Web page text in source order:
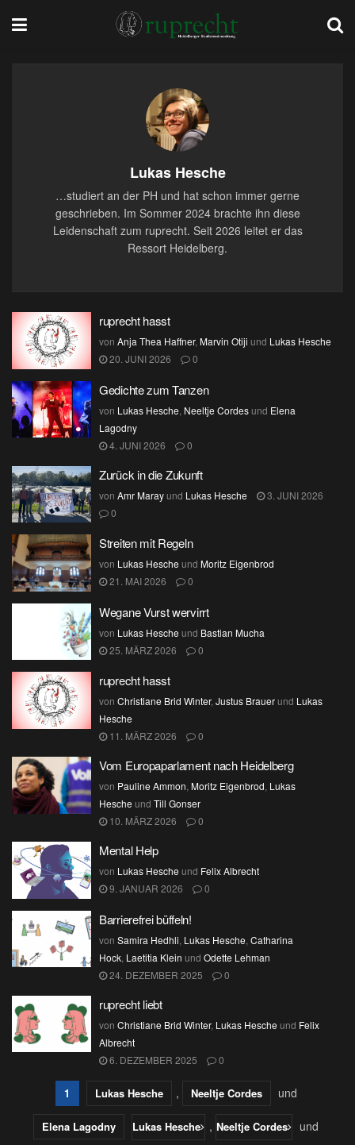
Lukas Hesche
…studiert an der PH und hat schon immer gerne
geschrieben. Im Sommer 2024 brachte ihn diese
Leidenschaft zum ruprecht. Seit 2026 leitet er das
Ressort Heidelberg.
ruprecht hasst
von Anja Thea Haffner, Marvin Otiji und Lukas Hesche
20. JUNI 2026
0
Gedichte zum Tanzen
von Lukas Hesche, Neeltje Cordesund Elena
Lagodny
4. JUNI 2026
0
Zurück in die Zukunft
von Amr Marayund Lukas Hesche
3. JUNI 2026
0
Streiten mit Regeln
von Lukas Hesche und Moritz Eigenbrod
21. MAI 2026
0
Wegane Vurst wervirrt
von Lukas Hesche und Bastian Mucha
25. MÄRZ 2026
0
ruprecht hasst
von Christiane Brid Winter, Justus Brauerund Lukas
Hesche
11. MÄRZ 2026
0
Vom Europaparlament nach Heidelberg
von Pauline Ammon, Moritz Eigenbrod, Lukas
Hesche und Till Gonser
10. MÄRZ 2026
0
Mental Help
von Lukas Hesche und Felix Albrecht
9. JANUAR 2026
0
Barrierefrei büffeln!
von Samira Hedhli, Lukas Hesche, Catharina
Hock, Laetitia Klein und Odette Lehman
24. DEZEMBER 2025
0
ruprecht liebt
von Christiane Brid Winter, Lukas Hesche und Felix
Albrecht
6. DEZEMBER 2025
0
1 Lukas Hesche , Neeltje Cordes und
Elena Lagodny Lukas Hesche , Neeltje Cordes und